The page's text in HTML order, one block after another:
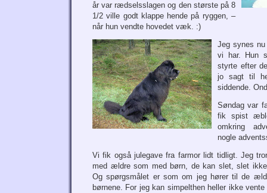
år var rædselsslagen og den største på 8
1/2 ville godt klappe hende på ryggen, –
når hun vendte hovedet væk. :)
Jeg synes
vi har. Hun
styrte efter
jo sagt til
siddende.
Søndag var
fik spist
omkring
nogle
Vi fik også julegave fra farmor lidt tidligt. Jeg
med ældre som med børn, de kan slet, slet
Og spørgsmålet er som om jeg hører til de
børnene. For jeg kan simpelthen heller ikke